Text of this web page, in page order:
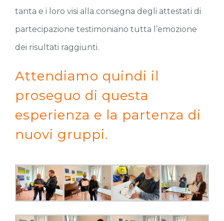
tanta e i loro visi alla consegna degli attestati di
partecipazione testimoniano tutta l’emozione
dei risultati raggiunti.
Attendiamo quindi il
proseguo di questa
esperienza e la partenza di
nuovi gruppi.